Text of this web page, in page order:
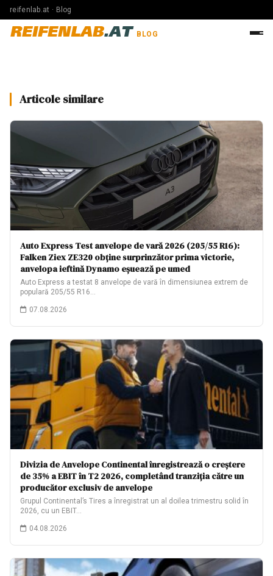
reifenlab.at · Blog
REIFENLAB.AT BLOG
Articole similare
Auto Express Test anvelope de vară 2026 (205/55 R16):
Falken Ziex ZE320 obține surprinzător prima victorie,
anvelopa ieftină Dynamo eșuează pe umed
Auto Express a testat 8 anvelope de vară în dimensiunea extrem de
populară 205/55 R16…
07.08.2026
Divizia de Anvelope Continental înregistrează o creștere
de 35% a EBIT în T2 2026, completând tranziția către un
producător exclusiv de anvelope
Grupul Continental’s Tires a înregistrat un al doilea trimestru solid în
2026, cu un EBIT…
04.08.2026